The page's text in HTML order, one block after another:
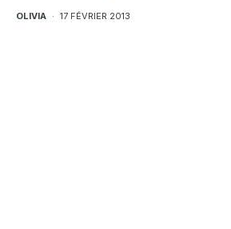
OLIVIA · 17 FÉVRIER 2013